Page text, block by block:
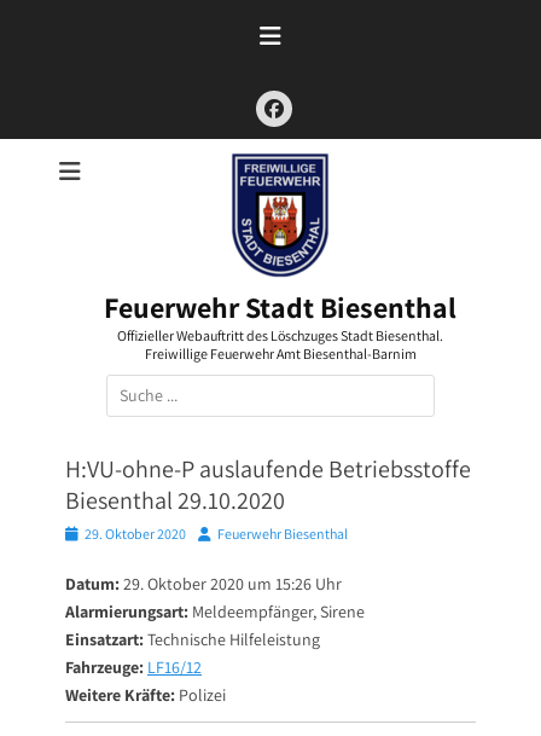
Facebook
Feuerwehr Stadt Biesenthal
Offizieller Webauftritt des Löschzuges Stadt Biesenthal.
Freiwillige Feuerwehr Amt Biesenthal-Barnim
Suchen
nach:
H:VU-ohne-P auslaufende Betriebsstoffe
Biesenthal 29.10.2020
Posted29. Oktober 2020 AutorFeuerwehr Biesenthal
Datum: 29. Oktober 2020 um 15:26 Uhr
Alarmierungsart: Meldeempfänger, Sirene
Einsatzart: Technische Hilfeleistung
Fahrzeuge: LF16/12
Weitere Kräfte: Polizei